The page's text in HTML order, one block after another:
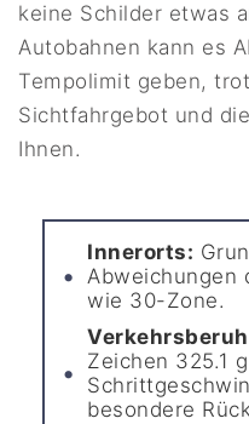
keine Schilder etwas
Autobahnen kann es
Tempolimit geben,
Sichtfahrgebot und
Ihnen.
Innerorts:
Abweichungen
wie 30-Zone.
Zeichen 325.1
besondere